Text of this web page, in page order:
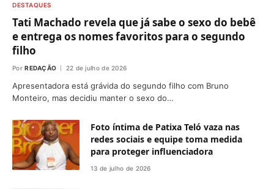
DESTAQUES
Tati Machado revela que já sabe o sexo do bebê
e entrega os nomes favoritos para o segundo
filho
Por REDAÇÃO 22 de julho de 2026
Apresentadora está grávida do segundo filho com Bruno
Monteiro, mas decidiu manter o sexo do…
Foto íntima de Patixa Teló vaza nas
redes sociais e equipe toma medida
para proteger influenciadora
13 de julho de 2026